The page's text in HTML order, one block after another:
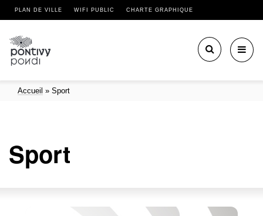
PLAN DE VILLE WIFI PUBLIC CHARTE GRAPHIQUE
Accueil » Sport
Sport